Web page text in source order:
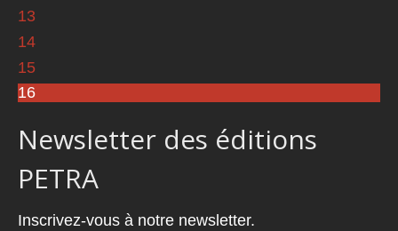
13
14
15
16
Newsletter des éditions
PETRA
Inscrivez-vous à notre newsletter.